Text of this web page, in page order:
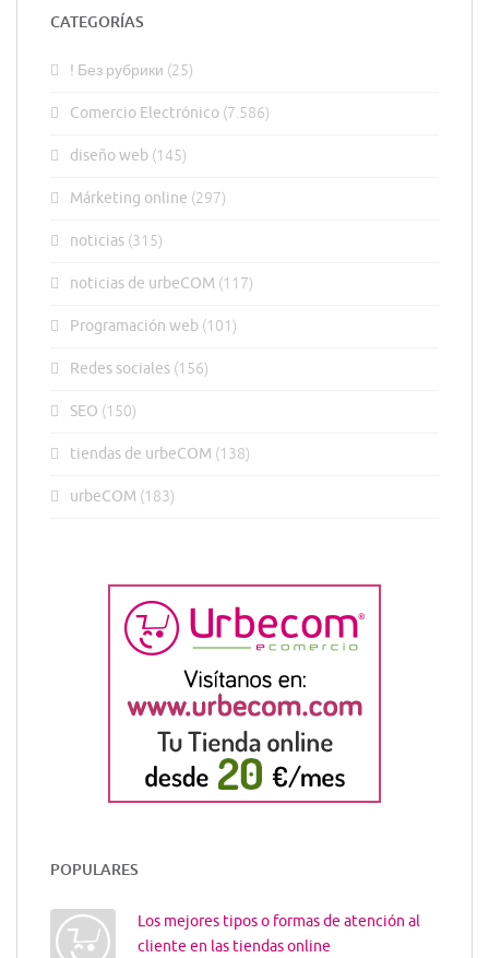
CATEGORÍAS
! Без рубрики (25)
Comercio Electrónico (7.586)
diseño web (145)
Márketing online (297)
noticias (315)
noticias de urbeCOM (117)
Programación web (101)
Redes sociales (156)
SEO (150)
tiendas de urbeCOM (138)
urbeCOM (183)
POPULARES
Los mejores tipos o formas de atención al
cliente en las tiendas online